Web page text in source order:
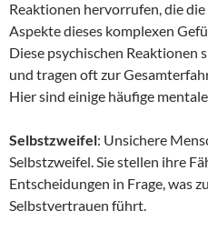
Reaktionen hervorrufen, die
Aspekte dieses komplexen
Diese psychischen Reaktionen
und tragen oft zur
Hier sind einige häufige
Selbstzweifel: Unsichere
Selbstzweifel. Sie stellen ihre
Entscheidungen in Frage, was
Selbstvertrauen führt.